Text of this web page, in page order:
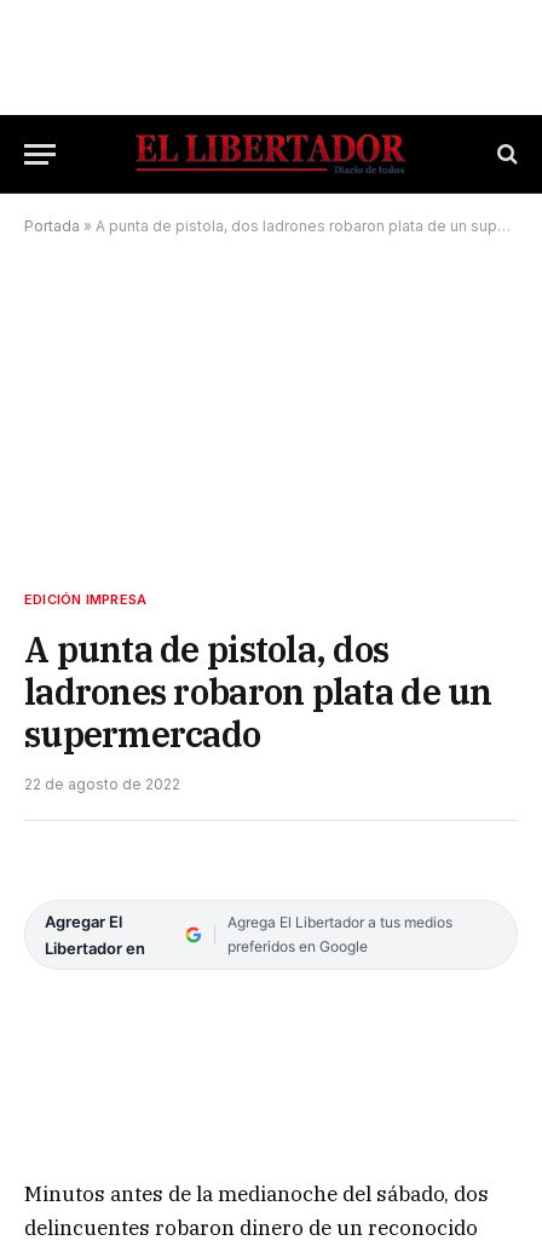
Portada » A punta de pistola, dos ladrones robaron plata de un supermercado
EDICIÓN IMPRESA
A punta de pistola, dos
ladrones robaron plata de un
supermercado
22 de agosto de 2022
Agregar El
Libertador en
Agrega El Libertador a tus medios
preferidos en Google
Minutos antes de la medianoche del sábado, dos
delincuentes robaron dinero de un reconocido